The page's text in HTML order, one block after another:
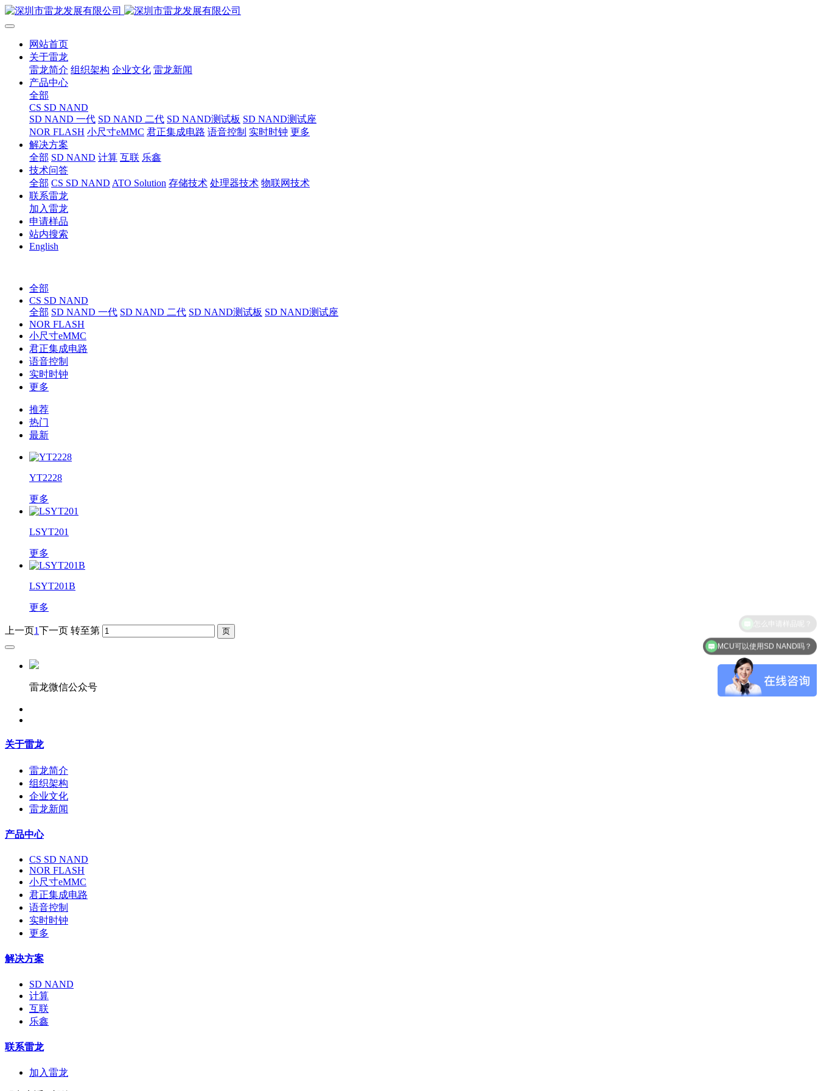
网站首页
关于雷龙
雷龙简介 组织架构 企业文化 雷龙新闻
产品中心
全部
CS SD NAND
SD NAND 一代 SD NAND 二代 SD NAND测试板 SD NAND测试座
NOR FLASH 小尺寸eMMC 君正集成电路 语音控制 实时时钟 更多
解决方案
全部 SD NAND 计算 互联 乐鑫
技术问答
全部 CS SD NAND ATO Solution 存储技术 处理器技术 物联网技术
联系雷龙
加入雷龙
申请样品
站内搜索
English
全部
CS SD NAND
全部 SD NAND 一代 SD NAND 二代 SD NAND测试板 SD NAND测试座
NOR FLASH
小尺寸eMMC
君正集成电路
语音控制
实时时钟
更多
推荐
热门
最新
YT2228
更多
LSYT201
更多
LSYT201B
更多
上一页1下一页 转至第
雷龙微信公众号
关于雷龙
雷龙简介
组织架构
企业文化
雷龙新闻
产品中心
CS SD NAND
NOR FLASH
小尺寸eMMC
君正集成电路
语音控制
实时时钟
更多
解决方案
SD NAND
计算
互联
乐鑫
联系雷龙
加入雷龙
怎么申请样品呢？
MCU可以使用SD NAND吗？